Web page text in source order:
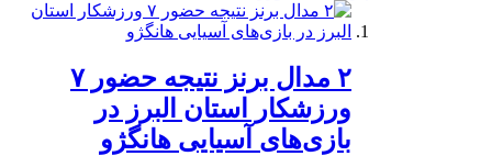
۲ مدال برنز نتیجه حضور ۷
ورزشکار استان البرز در
بازی‌های آسیایی هانگژو